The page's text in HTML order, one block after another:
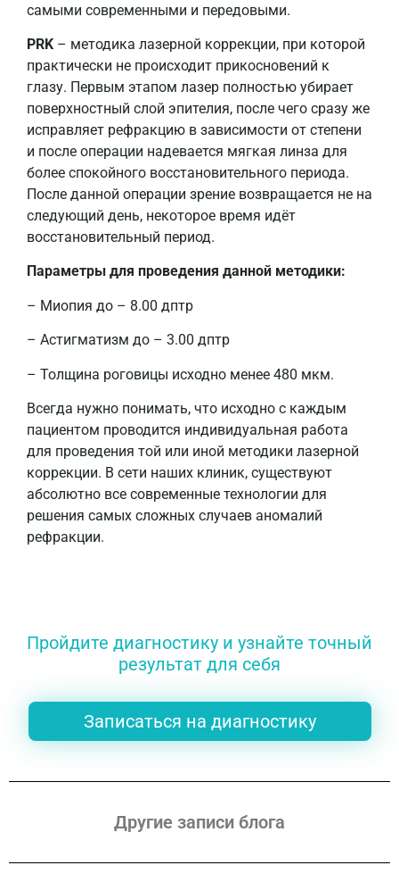
самыми современными и передовыми.
PRK – методика лазерной коррекции, при которой
практически не происходит прикосновений к
глазу. Первым этапом лазер полностью убирает
поверхностный слой эпителия, после чего сразу же
исправляет рефракцию в зависимости от степени
и после операции надевается мягкая линза для
более спокойного восстановительного периода.
После данной операции зрение возвращается не на
следующий день, некоторое время идёт
восстановительный период.
Параметры для проведения данной методики:
– Миопия до – 8.00 дптр
– Астигматизм до – 3.00 дптр
– Толщина роговицы исходно менее 480 мкм.
Всегда нужно понимать, что исходно с каждым
пациентом проводится индивидуальная работа
для проведения той или иной методики лазерной
коррекции. В сети наших клиник, существуют
абсолютно все современные технологии для
решения самых сложных случаев аномалий
рефракции.
Пройдите диагностику и узнайте точный
результат для себя
Записаться на диагностику
Другие записи блога